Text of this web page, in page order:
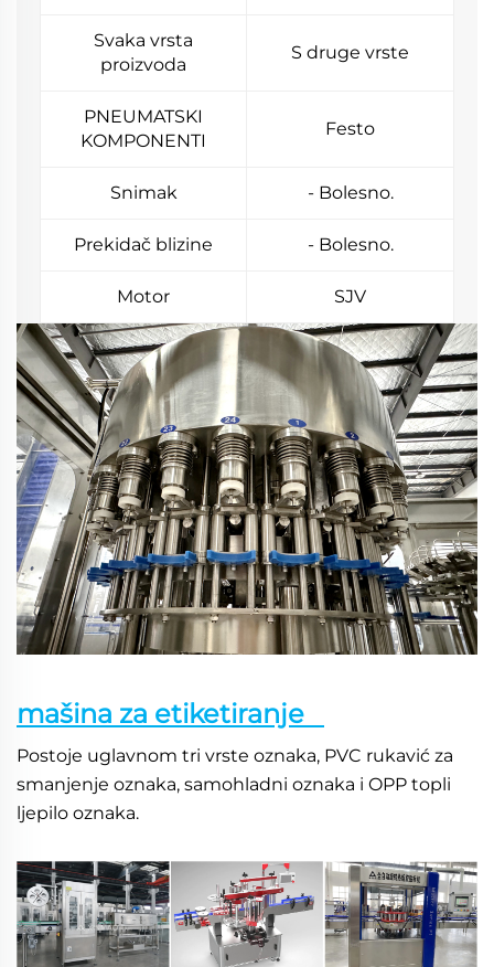
Svaka vrsta
proizvoda
S druge vrste
PNEUMATSKI
KOMPONENTI
Festo
Snimak - Bolesno.
Prekidač blizine - Bolesno.
Motor SJV
mašina za etiketiranje
Postoje uglavnom tri vrste oznaka, PVC rukavić za
smanjenje oznaka, samohladni oznaka i OPP topli
ljepilo oznaka.